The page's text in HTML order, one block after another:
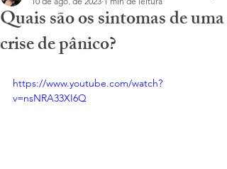
Quais são os sintomas de uma
crise de pânico?
https://www.youtube.com/watch?
v=nsNRA33XI6Q